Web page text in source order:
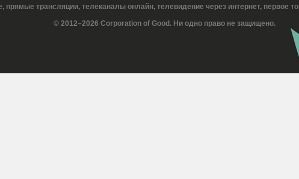
прямые трансляции, телеканалы онлайн, телевидение через интернет, первое
© 2012–2026 Corporation of Good. Ни одно право не защищено.